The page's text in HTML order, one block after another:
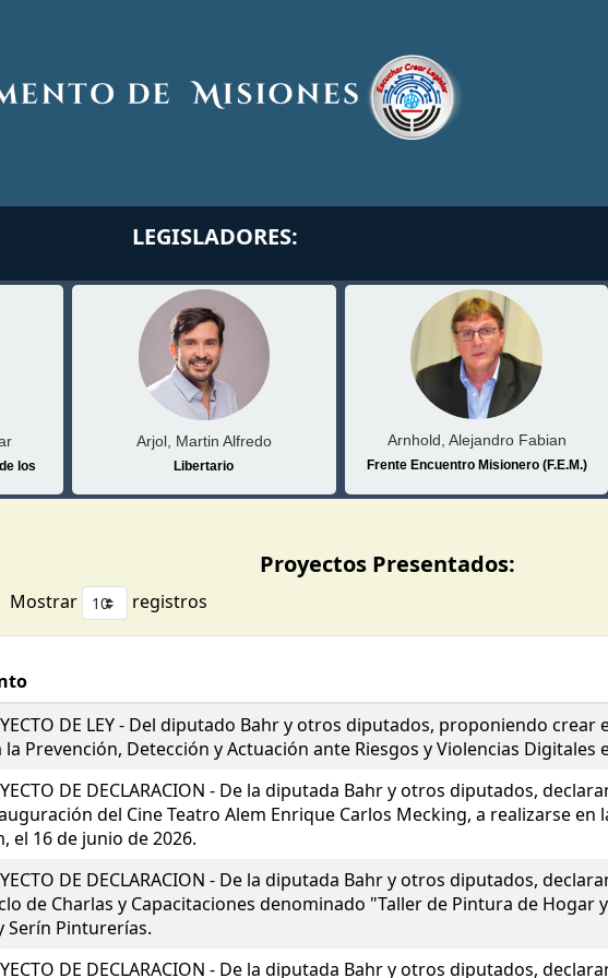
LEGISLADORES:
los
Arjol, Martin Alfredo
Libertario
Arnhold, Alejandro Fabian
Frente Encuentro Misionero (F.E.M.)
Proyectos Presentados:
Mostrar registros
DE LEY - Del diputado Bahr y otros diputados, proponiendo crear
la Prevención, Detección y Actuación ante Riesgos y Violencias Digitales
DE DECLARACION - De la diputada Bahr y otros diputados,
del Cine Teatro Alem Enrique Carlos Mecking, a realizarse en
el 16 de junio de 2026.
DE DECLARACION - De la diputada Bahr y otros diputados,
de Charlas y Capacitaciones denominado "Taller de Pintura de Hogar
Serín Pinturerías.
DE DECLARACION - De la diputada Bahr y otros diputados,